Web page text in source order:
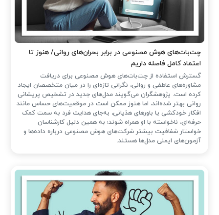
چت‌بات‌های هوش مصنوعی در برابر بحران‌های روانی/ هنوز تا
اعتماد کامل فاصله داریم
گسترش استفاده از چت‌بات‌های هوش مصنوعی برای دریافت
مشاوره‌های عاطفی و روانی، نگرانی تازه‌ای را در میان متخصصان ایجاد
کرده است. پژوهشگران می‌گویند مدل‌های جدید در تشخیص پریشانی
روانی بهتر شده‌اند، اما هنوز ممکن است در موقعیت‌های حساس مانند
افکار خودکشی یا باورهای هذیانی، به‌جای هدایت فرد به سمت کمک
حرفه‌ای، ناخواسته با او همراه شوند؛ به همین دلیل کارشناسان
خواستار شفافیت بیشتر شرکت‌های هوش مصنوعی درباره داده‌ها و
آزمون‌های ایمنی مدل‌ها هستند.